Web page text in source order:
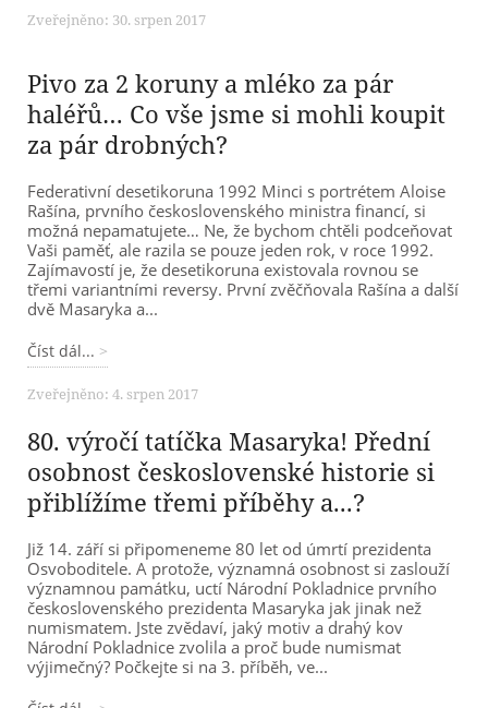
Zveřejněno: 30. srpen 2017
Pivo za 2 koruny a mléko za pár
haléřů… Co vše jsme si mohli koupit
za pár drobných?
Federativní desetikoruna 1992 Minci s portrétem Aloise
Rašína, prvního československého ministra financí, si
možná nepamatujete… Ne, že bychom chtěli podceňovat
Vaši paměť, ale razila se pouze jeden rok, v roce 1992.
Zajímavostí je, že desetikoruna existovala rovnou se
třemi variantními reversy. První zvěčňovala Rašína a další
dvě Masaryka a...
Číst dál...
Zveřejněno: 4. srpen 2017
80. výročí tatíčka Masaryka! Přední
osobnost československé historie si
přiblížíme třemi příběhy a...?
Již 14. září si připomeneme 80 let od úmrtí prezidenta
Osvoboditele. A protože, významná osobnost si zaslouží
významnou památku, uctí Národní Pokladnice prvního
československého prezidenta Masaryka jak jinak než
numismatem. Jste zvědaví, jaký motiv a drahý kov
Národní Pokladnice zvolila a proč bude numismat
výjimečný? Počkejte si na 3. příběh, ve...